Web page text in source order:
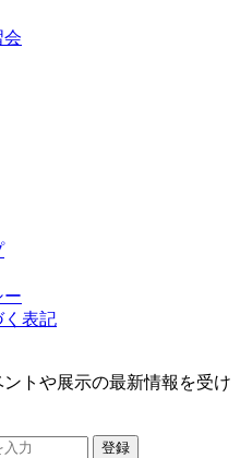
会
ー
く表記
トや展示の最新情報を受け
登録